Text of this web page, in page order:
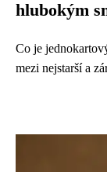
hlubokým
Co je
mezi nejstarší a